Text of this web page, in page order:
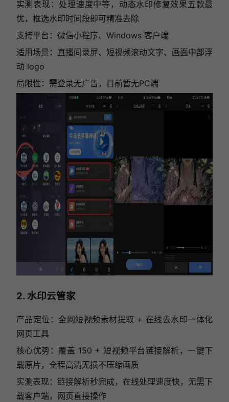
实测表现：处理速度中等，动态水印修复效果五款最
优，框选水印时间段即可精准去除
支持平台：微信小程序、Windows 客户端
适用场景：直播间录屏、短视频滚动文字、画面中部浮
动 logo
局限性：需登录无广告，目前暂无PC端
2. 水印云管家
产品定位：全网短视频素材提取 + 在线去水印一体化
网页工具
核心优势：覆盖 150 + 短视频平台链接解析，一键下
载原片，全程高清无损不压缩画质
实测表现：链接解析秒完成，在线处理速度快，无需下
载客户端，网页直接操作